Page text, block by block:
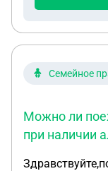
Семейное
Можно ли
при наличии